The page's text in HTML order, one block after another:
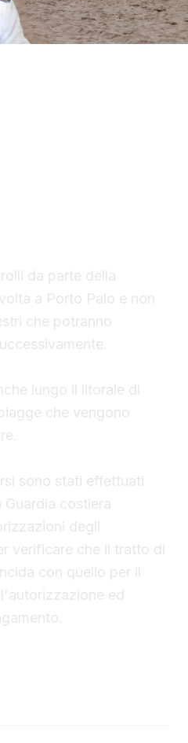
da parte della
a Porto Palo e non
che potranno
lungo il litorale di
che vengono
sono stati effettuati
Guardia costiera
degli
verificare che il tratto di
con quello per il
ed